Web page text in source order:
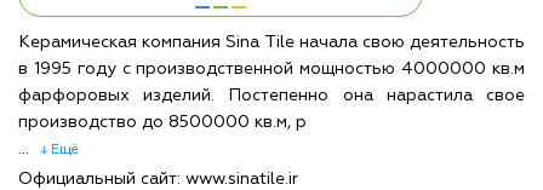
Керамическая компания Sina Tile начала свою деятельность
в 1995 году с производственной мощностью 4000000 кв.м
фарфоровых изделий. Постепенно она нарастила свое
производство до 8500000 кв.м, р
... ↓ Ещё
Официальный сайт: www.sinatile.ir